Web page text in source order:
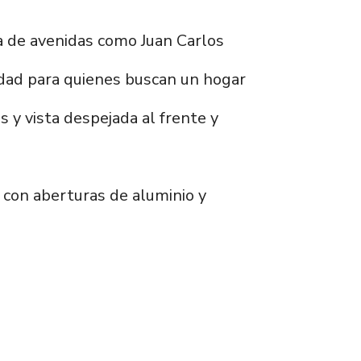
avenidas como Juan Carlos
para quienes buscan un hogar
y vista despejada al frente y
aberturas de aluminio y